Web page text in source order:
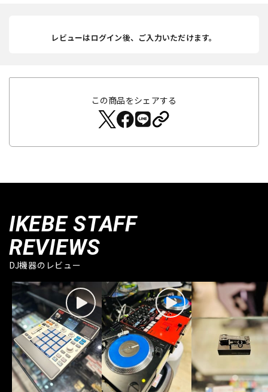
レビューはログイン後、ご入力いただけます。
この商品をシェアする
IKEBE STAFF
REVIEWS
DJ機器のレビュー